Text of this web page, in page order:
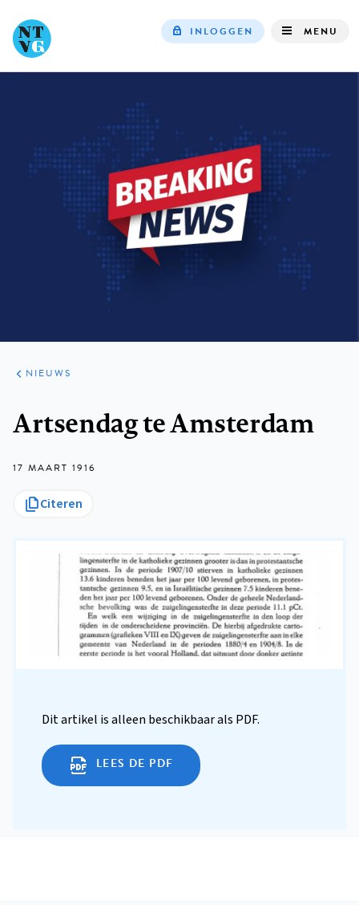
INLOGGEN MENU
ARTIKELEN
HET
KORT
NIEUWS
Artsendag te Amsterdam
17 MAART 1916
Citeren
Dit artikel is alleen beschikbaar als PDF.
LEES DE PDF